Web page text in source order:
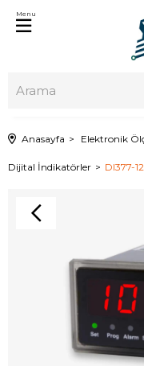
Menu
Anasayfa Elektronik
Dijital İndikatörler DI377-